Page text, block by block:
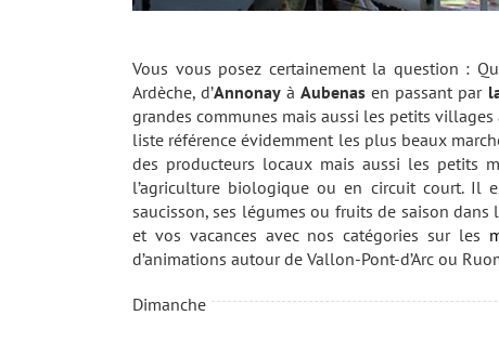
Vous vous posez certainement la question :
Ardèche, d’Annonay àAubenas en passant par
grandes communes mais aussi les petits
liste référence évidemment les plus beaux
des producteurs locaux mais aussi les petits
l’agriculture biologique ou en circuit court. Il
saucisson, ses légumes ou fruits de saison
et vos vacances avec nos catégories sur les
d’animations autour de Vallon-Pont-d’Arc ou
Dimanche